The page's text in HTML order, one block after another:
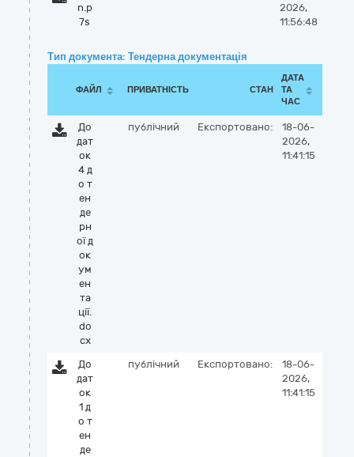
n.p
7s
2026,
11:56:48
Тип документа: Тендерна документація
ФАЙЛ ПРИВАТНІСТЬ СТАН
ДАТА
ТА
ЧАС
До
дат
ок
4 д
о т
ен
де
рн
ої д
ок
ум
ен
та
ції.
do
cx
публічний Експортовано:
18-06-
2026,
11:41:15
До
дат
ок
1 д
о т
ен
де
публічний Експортовано:
18-06-
2026,
11:41:15